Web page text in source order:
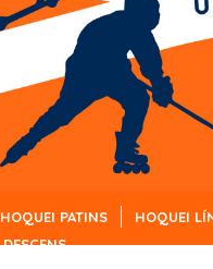
HOQUEI PATINS
HOQUEI
DESCENS